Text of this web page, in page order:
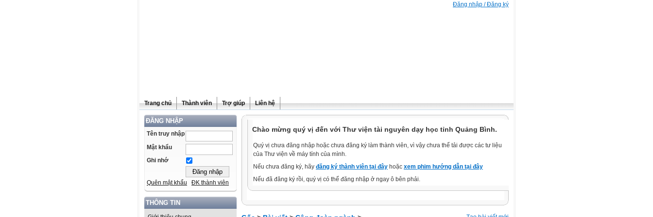
Đăng nhập / Đăng ký
Trang chủ Thành viên Trợ giúp Liên hệ
ĐĂNG NHẬP
Tên truy nhập
Mật khẩu
Ghi nhớ
Quên mật khẩu ĐK thành viên
THÔNG TIN
Chào mừng quý vị đến với Thư viện tài nguyên dạy học tỉnh Quảng Bình.
Quý vị chưa đăng nhập hoặc chưa đăng ký làm thành viên, vì vậy chưa thể tải được các tư liệu
của Thư viện về máy tính của mình.
Nếu chưa đăng ký, hãy đăng ký thành viên tại đây hoặc xem phim hướng dẫn tại đây
Nếu đã đăng ký rồi, quý vị có thể đăng nhập ở ngay ô bên phải.